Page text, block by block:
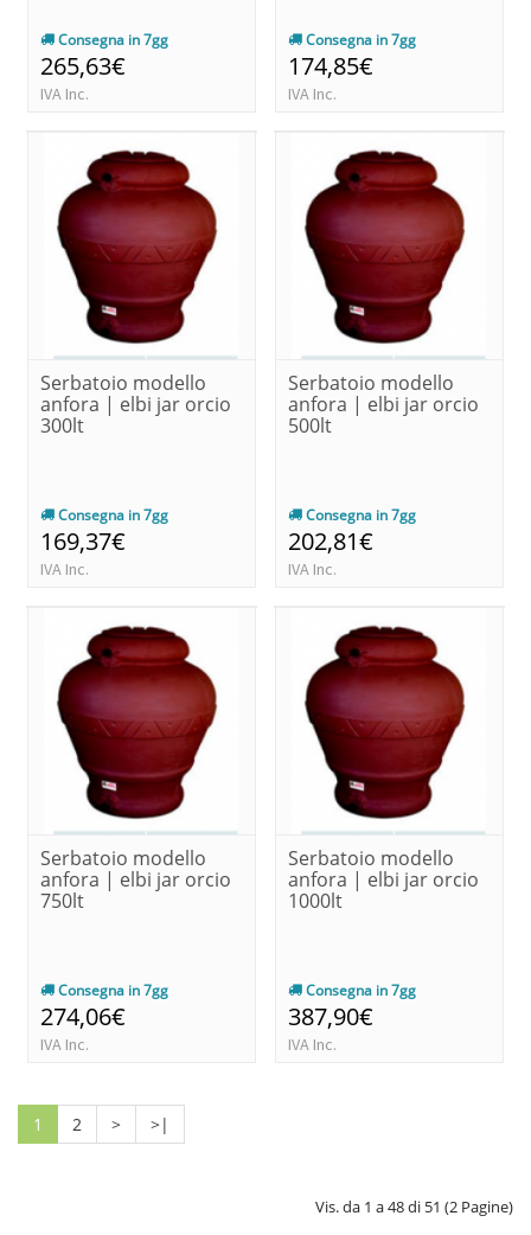
Consegna in 7gg
265,63€
IVA Inc.
Consegna in 7gg
174,85€
IVA Inc.
Serbatoio modello
anfora | elbi jar orcio
300lt
Consegna in 7gg
169,37€
IVA Inc.
Serbatoio modello
anfora | elbi jar orcio
500lt
Consegna in 7gg
202,81€
IVA Inc.
Serbatoio modello
anfora | elbi jar orcio
750lt
Consegna in 7gg
274,06€
IVA Inc.
Serbatoio modello
anfora | elbi jar orcio
1000lt
Consegna in 7gg
387,90€
IVA Inc.
1 2 > >|
Vis. da 1 a 48 di 51 (2 Pagine)